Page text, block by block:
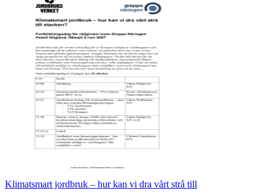
Klimatsmart jordbruk – hur kan vi dra vårt strå till